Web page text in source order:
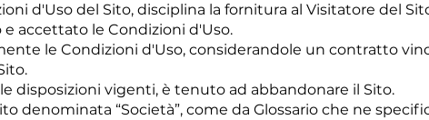
d'Uso del Sito, disciplina la fornitura al Visitatore del
accettato le Condizioni d'Uso.
le Condizioni d'Uso, considerandole un contratto
disposizioni vigenti, è tenuto ad abbandonare il Sito.
denominata “Società”, come da Glossario che ne